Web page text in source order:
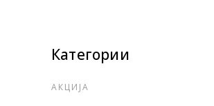
Категории
АКЦИЈА